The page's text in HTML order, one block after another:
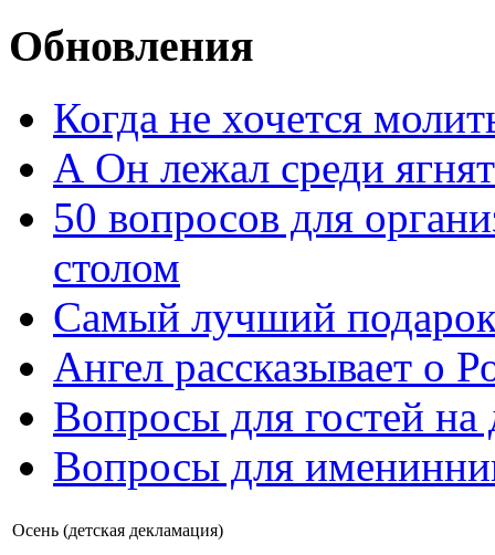
Обновления
Когда не хочется
А Он лежал среди ягнят
50 вопросов для
столом
Самый лучший
Ангел рассказывает о
Вопросы для гостей
Вопросы для
Осень (детская декламация)